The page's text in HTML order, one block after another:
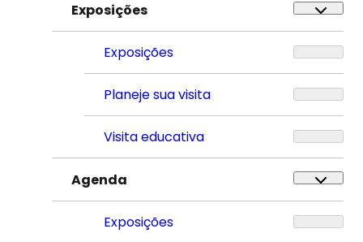
Exposições
Exposições
Planeje sua visita
Visita educativa
Agenda
Exposições